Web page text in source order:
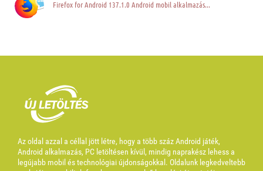
Firefox for Android 137.1.0 Android mobil alkalmazás...
Az oldal azzal a céllal jött létre, hogy a több száz Android játék,
Android alkalmazás, PC letöltésen kívül, mindig naprakész lehess a
legújabb mobil és technológiai újdonságokkal. Oldalunk legkedveltebb